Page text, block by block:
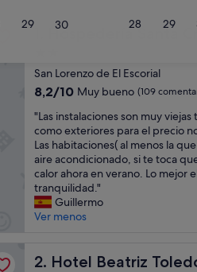
29 30 28 29
1. Hospedería Santa
Hospedería Santa Cruz
de
2.0 estrellas
San Lorenzo de El Escorial
8.2
10,
Muy
bueno,
(109 comentarios)
8,2/10 Muy bueno (109
"
L
a
s
i
n
s
t
a
"Las instalaciones son muy
como exteriores para el precio
Las habitaciones( al menos la
aire acondicionado, si te toca
calor ahora en verano. Lo mejor
tranquilidad."
Guillermo
Ver menos
2. Hotel Beatriz
Hotel Beatriz Toledo